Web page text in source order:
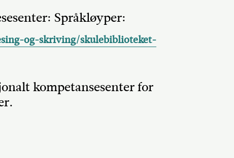
Språkløyper:
og-skriving/skulebiblioteket-
kompetansesenter for